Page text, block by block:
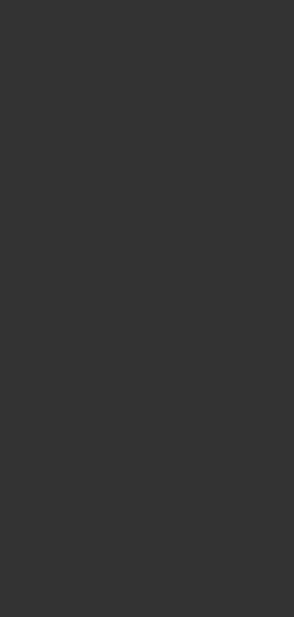
Szekció. Idős betegek traumatológiai ellátása,
betegeink ellátásának javításában, a megfelelő
(Dr. Zöllei Magdolna)
szakmai elkötelezettségét számos jelentős
Társaság, majd a Magyar Geriátriai Társaság
ben új feladatba vágott. Mintegy 30 vezető
klinikai megközelítési rendszert is
sikeresnek bizonyult, hiszen 2005
gyógyító orvost szakmailag hatékonyan
László professzor bírálatának indító
a Semmelweis Kiadó gondozásában
társadalmunk egyik igen fontos kihívása a
könyvet mind egyetemünk felsőéves
pótol. A kötet korszerű ismere-teket
geriátriai szakvizsgára készülőknek,
betegeink ellátásának javításában, a megfelelő
(Dr. Zöllei Magdolna)
kollégám teszi majd le a geriátria
Geriátria tankönyv is rendelkezésre áll.
(Dr. Balogh Sándor)
1967 óta a Semmelweis Egyetem II. Sz.
Geriátriai Tanszéki Csoportját vezeti a geriátriai-
az Európai Hypertonia Társaság klinikai
Intézet hypertonia-vese munkabizottságának